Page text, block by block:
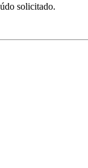
solicitado.